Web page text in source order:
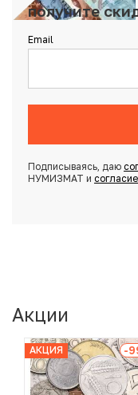
получите
Email
Подписываясь, даю
НУМИЗМАТ и
Акции
АКЦИЯ -